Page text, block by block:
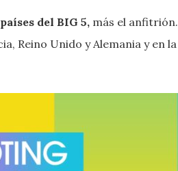
del BIG 5, más el anfitrión.
Reino Unido y Alemania y en la